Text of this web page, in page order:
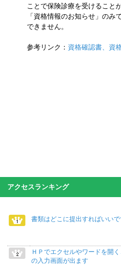
ことで保険診療を受けること
「資格情報のお知らせ」のみ
できません。
参考リンク： 資格確認書、資
アクセスランキング
書類はどこに提出すればいいで
ＨＰでエクセルやワードを開
の入力画面が出ます